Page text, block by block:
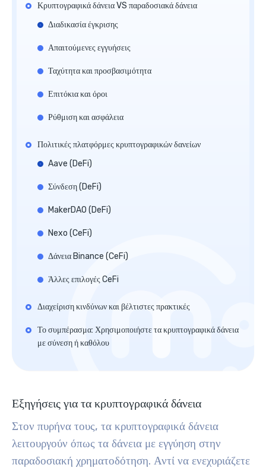
Κρυπτογραφικά δάνεια VS παραδοσιακά δάνεια
Διαδικασία έγκρισης
Απαιτούμενες εγγυήσεις
Ταχύτητα και προσβασιμότητα
Επιτόκια και όροι
Ρύθμιση και ασφάλεια
Πολιτικές πλατφόρμες κρυπτογραφικών δανείων
Aave (DeFi)
Σύνδεση (DeFi)
MakerDAO (DeFi)
Nexo (CeFi)
Δάνεια Binance (CeFi)
Άλλες επιλογές CeFi
Διαχείριση κινδύνων και βέλτιστες πρακτικές
Το συμπέρασμα: Χρησιμοποιήστε τα κρυπτογραφικά δάνεια
με σύνεση ή καθόλου
Εξηγήσεις για τα κρυπτογραφικά δάνεια
Στον πυρήνα τους, τα κρυπτογραφικά δάνεια
λειτουργούν όπως τα δάνεια με εγγύηση στην
παραδοσιακή χρηματοδότηση. Αντί να ενεχυριάζετε